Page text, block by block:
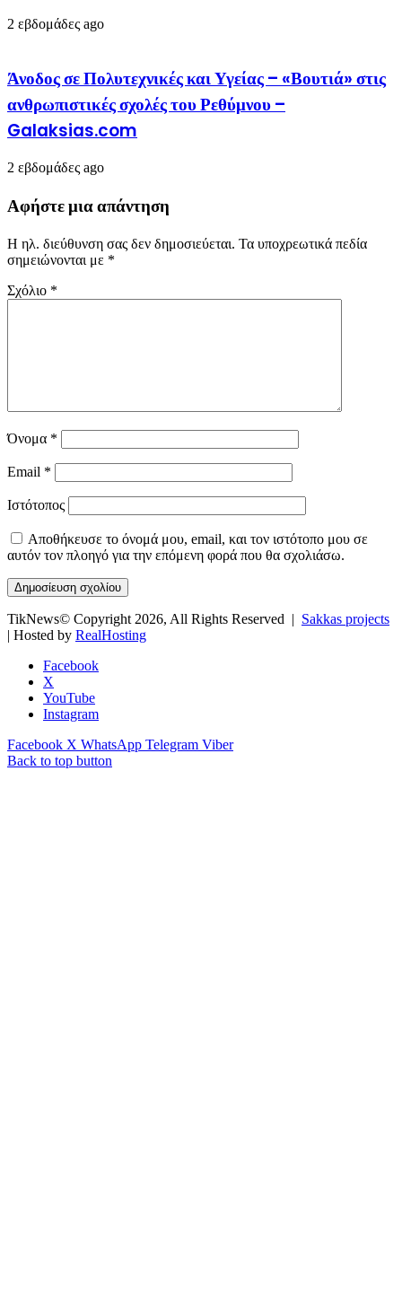
2 εβδομάδες ago
Άνοδος σε Πολυτεχνικές και Υγείας – «Βουτιά» στις
ανθρωπιστικές σχολές του Ρεθύμνου –
Galaksias.com
2 εβδομάδες ago
Αφήστε μια απάντηση
Η ηλ. διεύθυνση σας δεν δημοσιεύεται. Τα υποχρεωτικά πεδία
σημειώνονται με *
Σχόλιο *
Όνομα *
Email *
Ιστότοπος
Αποθήκευσε το όνομά μου, email, και τον ιστότοπο μου σε
αυτόν τον πλοηγό για την επόμενη φορά που θα σχολιάσω.
TikNews© Copyright 2026, All Rights Reserved | Sakkas projects
| Hosted by RealHosting
Facebook
X
YouTube
Instagram
Facebook X WhatsApp Telegram Viber
Back to top button